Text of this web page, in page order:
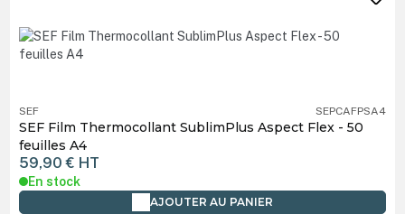
SEF SEPCAFPSA4
SEF Film Thermocollant SublimPlus Aspect Flex - 50
feuilles A4
59,90 € HT
En stock
AJOUTER AU PANIER